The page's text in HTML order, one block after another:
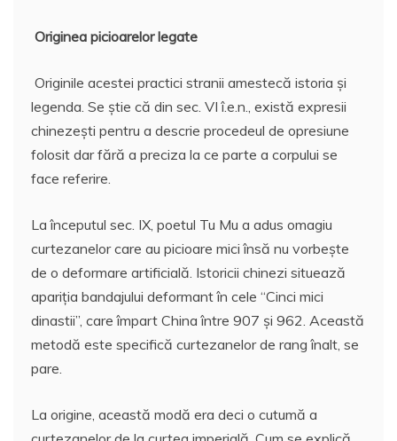
Originea picioarelor legate
Originile acestei practici stranii amestecă istoria şi
legenda. Se ştie că din sec. VI î.e.n., există expresii
chinezeşti pentru a descrie procedeul de opresiune
folosit dar fără a preciza la ce parte a corpului se
face referire.
La începutul sec. IX, poetul Tu Mu a adus omagiu
curtezanelor care au picioare mici însă nu vorbeşte
de o deformare artificială. Istoricii chinezi situează
apariţia bandajului deformant în cele “Cinci mici
dinastii”, care împart China între 907 şi 962. Această
metodă este specifică curtezanelor de rang înalt, se
pare.
La origine, această modă era deci o cutumă a